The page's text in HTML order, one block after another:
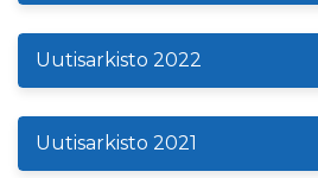
Uutisarkisto 2022
Uutisarkisto 2021